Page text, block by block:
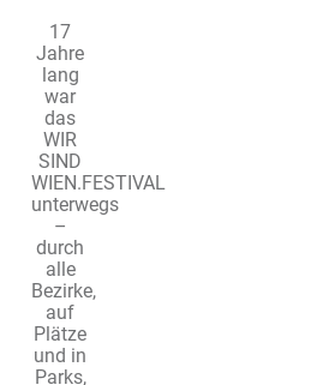
17
Jahre
lang
war
das
WIR
SIND
WIEN.FESTIVAL
unterwegs
–
durch
alle
Bezirke,
auf
Plätze
und in
Parks,